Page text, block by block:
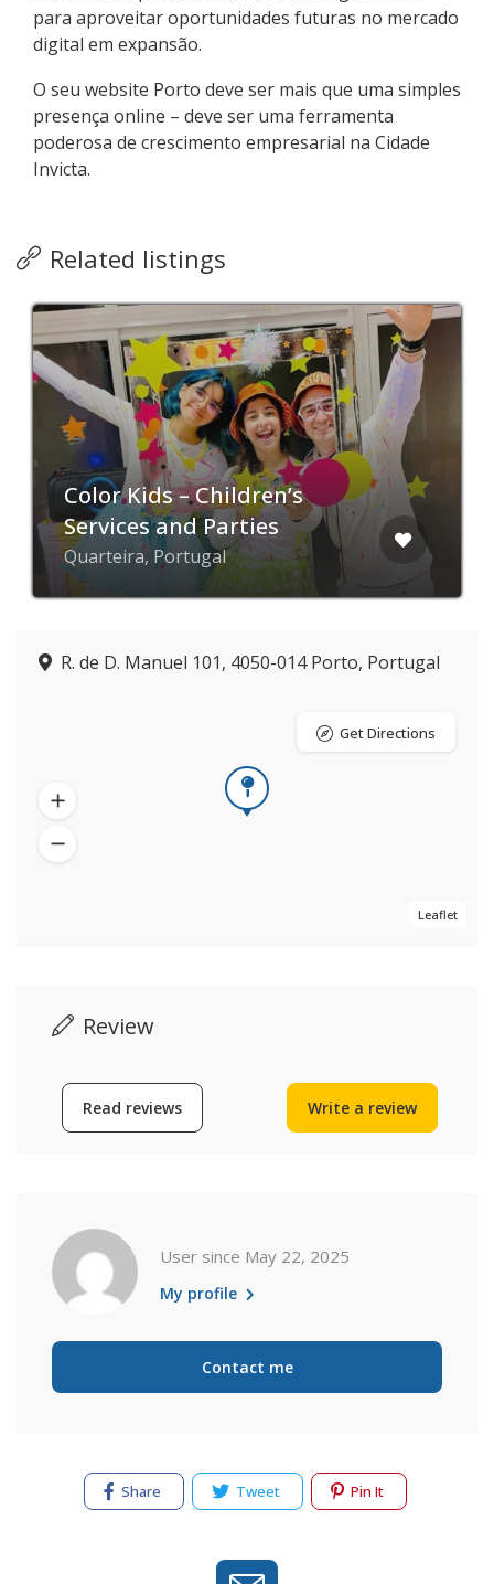
para aproveitar oportunidades futuras no mercado
digital em expansão.
O seu website Porto deve ser mais que uma simples
presença online – deve ser uma ferramenta
poderosa de crescimento empresarial na Cidade
Invicta.
Related listings
Color Kids – Children’s
Services and Parties
Quarteira, Portugal
R. de D. Manuel 101, 4050-014 Porto, Portugal
Leaflet
Get Directions
Review
Read reviews Write a review
User since May 22, 2025
My profile
Contact me
Share Tweet Pin It